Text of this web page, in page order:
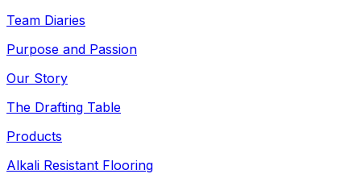
Team Diaries
Purpose and Passion
Our Story
The Drafting Table
Products
Alkali Resistant Flooring